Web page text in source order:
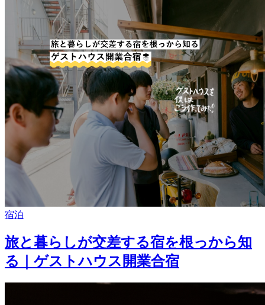
宿泊
旅と暮らしが交差する宿を根っから知
る｜ゲストハウス開業合宿